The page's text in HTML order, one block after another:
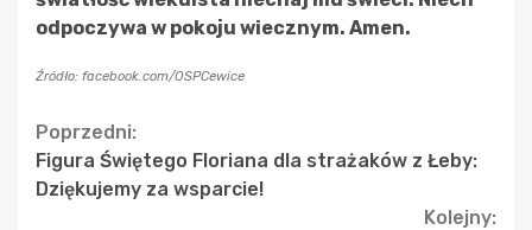
odpoczywa w pokoju wiecznym. Amen.
Źródło: facebook.com/OSPCewice
Continue
Reading
Poprzedni:
Figura Świętego Floriana dla strażaków z Łeby:
Dziękujemy za wsparcie!
Kolejny: